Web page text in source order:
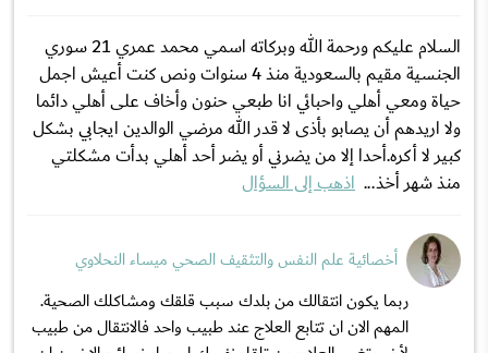
السلام عليكم ورحمة الله وبركاته اسمي محمد عمري 21 سوري
الجنسية مقيم بالسعودية منذ 4 سنوات ونص كنت أعيش اجمل
حياة ومعي أهلي واحبائي انا طبعي حنون وأخاف على أهلي دائما
ولا اريدهم أن يصابو بأذى لا قدر الله مرضي الوالدين ايجابي بشكل
كبير لا أكره.أحدا إلا من يضرني أو يضر أحد أهلي بدأت مشكلتي
منذ شهر أخذ... اذهب إلى السؤال
أخصائية علم النفس والتثقيف الصحي ميساء النحلاوي
ربما يكون انتقالك من بلدك سبب قلقك ومشاكلك الصحية.
المهم الان ان تتابع العلاج عند طبيب واحد فالانتقال من طبيب